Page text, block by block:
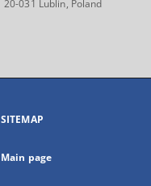
20-031 Lublin, Poland
SITEMAP
Main page